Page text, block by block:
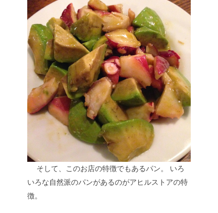
そして、このお店の特徴でもあるパン。
いろ
いろな自然派のパンがあるのがアヒルストアの特
徴。